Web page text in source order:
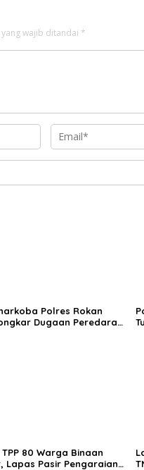
yang wajib ditandai *
Polres Rokan
Dugaan Peredaran
80 Warga Binaan
Lapas Pasir Pengaraian